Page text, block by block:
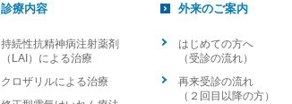
診療内容
持続性抗精神病注射薬剤
（LAI）による治療
クロザリルによる治療
外来のご案内
はじめての方へ
（受診の流れ）
再来受診の流れ
（２回目以降の方）